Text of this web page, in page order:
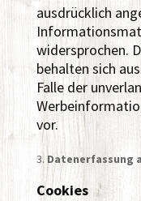
ausdrücklich
widersprochen.
behalten sich
Falle der
vor.
Datenerfassung
Cookies